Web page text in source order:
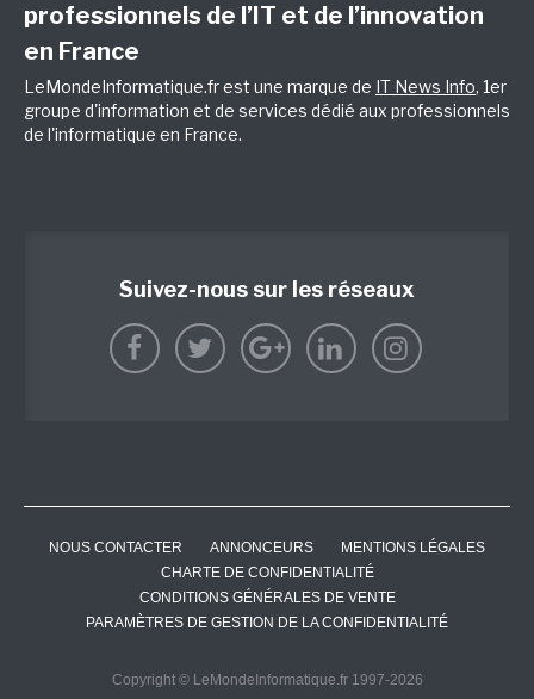
professionnels de l’IT et de l’innovation
en France
LeMondeInformatique.fr est une marque de IT News Info, 1er
groupe d'information et de services dédié aux professionnels
de l'informatique en France.
Suivez-nous sur les réseaux
NOUS CONTACTER ANNONCEURS
MENTIONS LÉGALES
CHARTE DE CONFIDENTIALITÉ
CONDITIONS GÉNÉRALES DE VENTE
PARAMÈTRES DE GESTION DE LA CONFIDENTIALITÉ
Copyright © LeMondeInformatique.fr 1997-2026